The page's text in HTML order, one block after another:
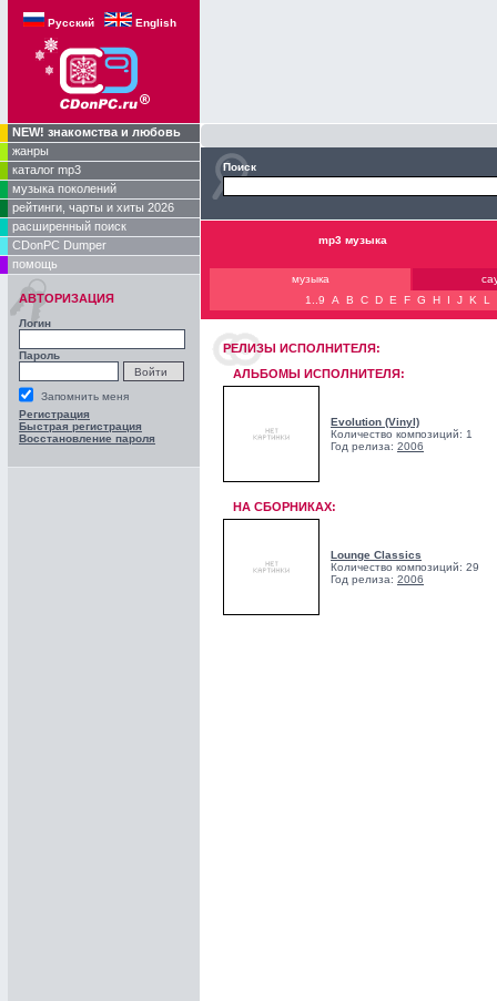
Русский English
NEW! знакомства и любовь
жанры
каталог mp3
музыка поколений
рейтинги, чарты и хиты 2026
расширенный поиск
CDonPC Dumper
помощь
АВТОРИЗАЦИЯ
Логин
Пароль
Запомнить меня
Регистрация
Быстрая регистрация
Восстановление пароля
Поиск
mp3 музыка
музыка
1..9
A B C D E F G H I J K L
РЕЛИЗЫ ИCПОЛНИТЕЛЯ:
АЛЬБОМЫ ИСПОЛНИТЕЛЯ:
Evolution (Vinyl)
Количество композиций: 1
Год релиза: 2006
НА СБОРНИКАХ:
Lounge Classics
Количество композиций: 29
Год релиза: 2006